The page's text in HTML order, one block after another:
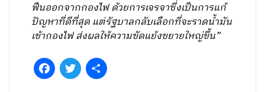
ฟืนออกจากกองไฟ ด้วยการเจรจาซึ่งเป็นการแก้
ปัญหาที่ดีที่สุด แต่รัฐบาลกลับเลือกที่จะราดน้ำมัน
เข้ากองไฟ ส่งผลให้ความขัดแย้งขยายใหญ่ขึ้น”
FacebookTwitter